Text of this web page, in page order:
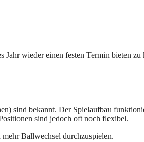
wieder einen festen Termin bieten
sind bekannt. Der Spielaufbau
sind jedoch oft noch flexibel.
Ballwechsel durchzuspielen.